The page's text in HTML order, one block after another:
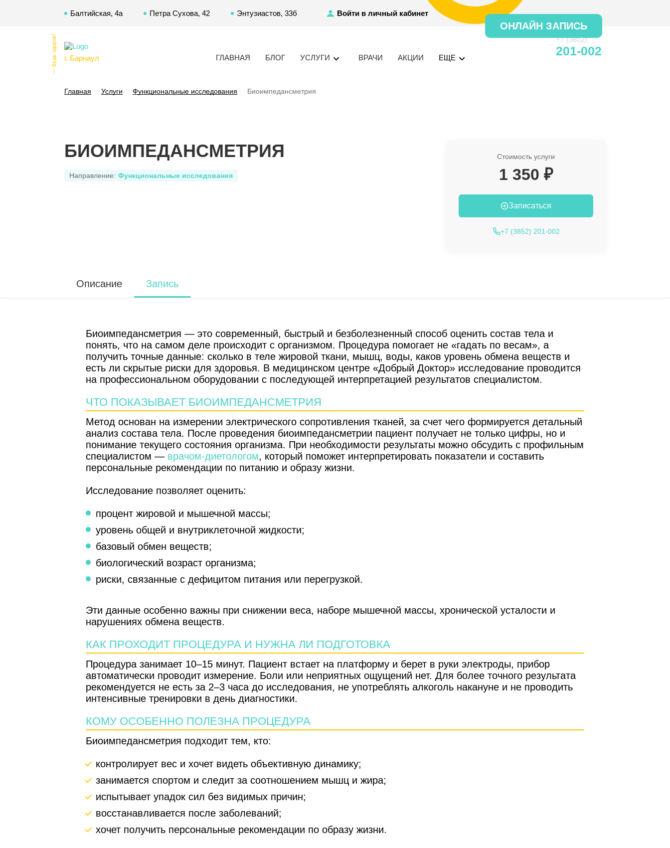
— Будь здоров! г. Барнаул ГЛАВНАЯ БЛОГ УСЛУГИ ВРАЧИ АКЦИИ ЕЩЕ
+7 (3852)
201-002
Балтийская, 4а Петра Сухова, 42 Энтузиастов, 33б Войти в личный кабинет
ОНЛАЙН ЗАПИСЬ
Главная Услуги Функциональные исследования Биоимпедансметрия
БИОИМПЕДАНСМЕТРИЯ
Направление: Функциональные исследования
Стоимость услуги
1 350 ₽
Записаться
+7 (3852) 201-002
Описание Запись
Биоимпедансметрия — это современный, быстрый и безболезненный способ оценить состав тела и
понять, что на самом деле происходит с организмом. Процедура помогает не «гадать по весам», а
получить точные данные: сколько в теле жировой ткани, мышц, воды, каков уровень обмена веществ и
есть ли скрытые риски для здоровья. В медицинском центре «Добрый Доктор» исследование проводится
на профессиональном оборудовании с последующей интерпретацией результатов специалистом.
ЧТО ПОКАЗЫВАЕТ БИОИМПЕДАНСМЕТРИЯ
Метод основан на измерении электрического сопротивления тканей, за счет чего формируется детальный
анализ состава тела. После проведения биоимпедансметрии пациент получает не только цифры, но и
понимание текущего состояния организма. При необходимости результаты можно обсудить с профильным
специалистом — врачом-диетологом, который поможет интерпретировать показатели и составить
персональные рекомендации по питанию и образу жизни.
Исследование позволяет оценить:
процент жировой и мышечной массы;
уровень общей и внутриклеточной жидкости;
базовый обмен веществ;
биологический возраст организма;
риски, связанные с дефицитом питания или перегрузкой.
Эти данные особенно важны при снижении веса, наборе мышечной массы, хронической усталости и
нарушениях обмена веществ.
КАК ПРОХОДИТ ПРОЦЕДУРА И НУЖНА ЛИ ПОДГОТОВКА
Процедура занимает 10–15 минут. Пациент встает на платформу и берет в руки электроды, прибор
автоматически проводит измерение. Боли или неприятных ощущений нет. Для более точного результата
рекомендуется не есть за 2–3 часа до исследования, не употреблять алкоголь накануне и не проводить
интенсивные тренировки в день диагностики.
КОМУ ОСОБЕННО ПОЛЕЗНА ПРОЦЕДУРА
Биоимпедансметрия подходит тем, кто:
контролирует вес и хочет видеть объективную динамику;
занимается спортом и следит за соотношением мышц и жира;
испытывает упадок сил без видимых причин;
восстанавливается после заболеваний;
хочет получить персональные рекомендации по образу жизни.